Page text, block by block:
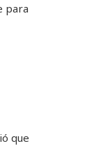
para
que